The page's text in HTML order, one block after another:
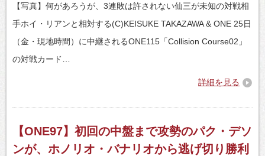
【写真】何があろうが、3連敗は許されない仙三が未知の対戦相
手ホイ・リアンと相対する(C)KEISUKE TAKAZAWA & ONE 25日
（金・現地時間）に中継されるONE115「Collision Course02」
の対戦カード…
詳細を見る
【ONE97】初回の中盤まで攻勢のパク・デソ
ンが、ホノリオ・バナリオから逃げ切り勝利